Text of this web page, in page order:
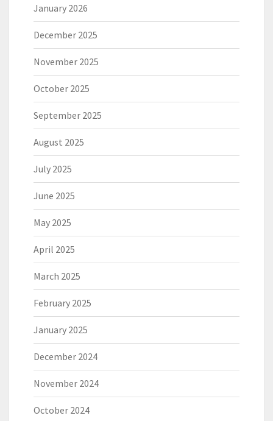
January 2026
December 2025
November 2025
October 2025
September 2025
August 2025
July 2025
June 2025
May 2025
April 2025
March 2025
February 2025
January 2025
December 2024
November 2024
October 2024